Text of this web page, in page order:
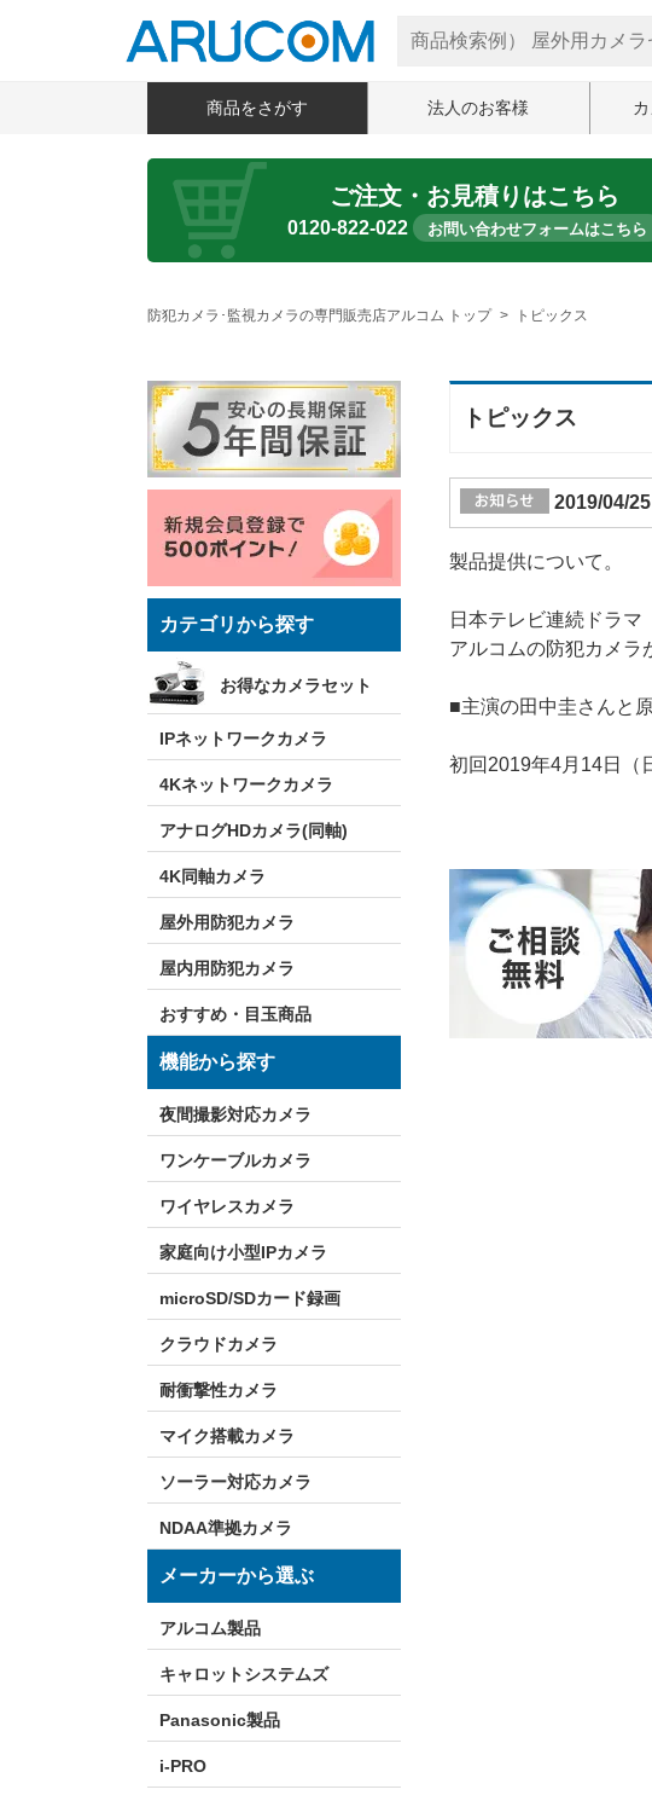
商品をさがす 法人のお客様
ご注文・お見積りはこちら
0120-822-022 お問い合わせフォームはこちら
防犯カメラ･監視カメラの専門販売店アルコム トップ トピックス
カテゴリから探す
お得なカメラセット
IPネットワークカメラ
4Kネットワークカメラ
アナログHDカメラ(同軸)
4K同軸カメラ
屋外用防犯カメラ
屋内用防犯カメラ
おすすめ・目玉商品
機能から探す
夜間撮影対応カメラ
ワンケーブルカメラ
ワイヤレスカメラ
家庭向け小型IPカメラ
microSD/SDカード録画
クラウドカメラ
耐衝撃性カメラ
マイク搭載カメラ
ソーラー対応カメラ
NDAA準拠カメラ
メーカーから選ぶ
アルコム製品
キャロットシステムズ
Panasonic製品
i-PRO
トピックス
2019/04/
製品提供について。
日本テレビ連続ドラマ
アルコムの防犯カメラ
■主演の田中圭さんと
初回2019年4月14日（